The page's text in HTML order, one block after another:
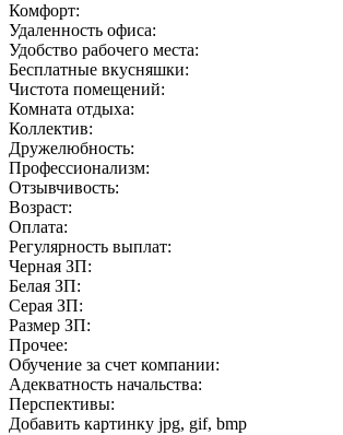
Комфорт:
Удаленность офиса:
Удобство рабочего места:
Бесплатные вкусняшки:
Чистота помещений:
Комната отдыха:
Коллектив:
Дружелюбность:
Профессионализм:
Отзывчивость:
Возраст:
Оплата:
Регулярность выплат:
Черная ЗП:
Белая ЗП:
Серая ЗП:
Размер ЗП:
Прочее:
Обучение за счет компании:
Адекватность начальства:
Перспективы:
Добавить картинку jpg, gif, bmp